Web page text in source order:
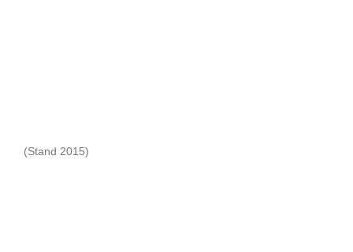
(Stand 2015)